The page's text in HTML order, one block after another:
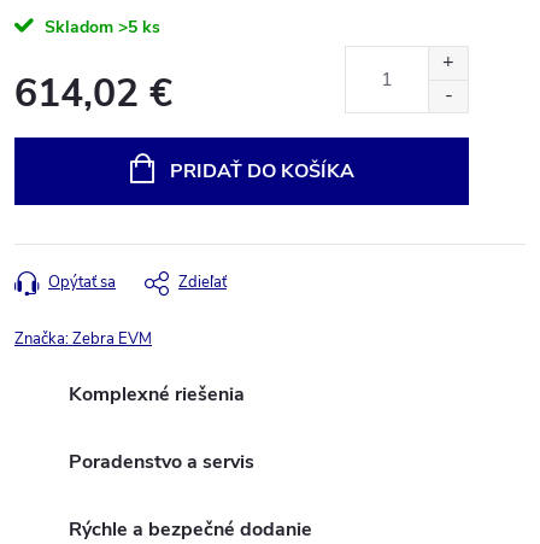
Skladom >5 ks
614,02 €
PRIDAŤ DO KOŠÍKA
Opýtať sa Zdieľať
Značka:Zebra EVM
Komplexné riešenia
Poradenstvo a servis
Rýchle a bezpečné dodanie